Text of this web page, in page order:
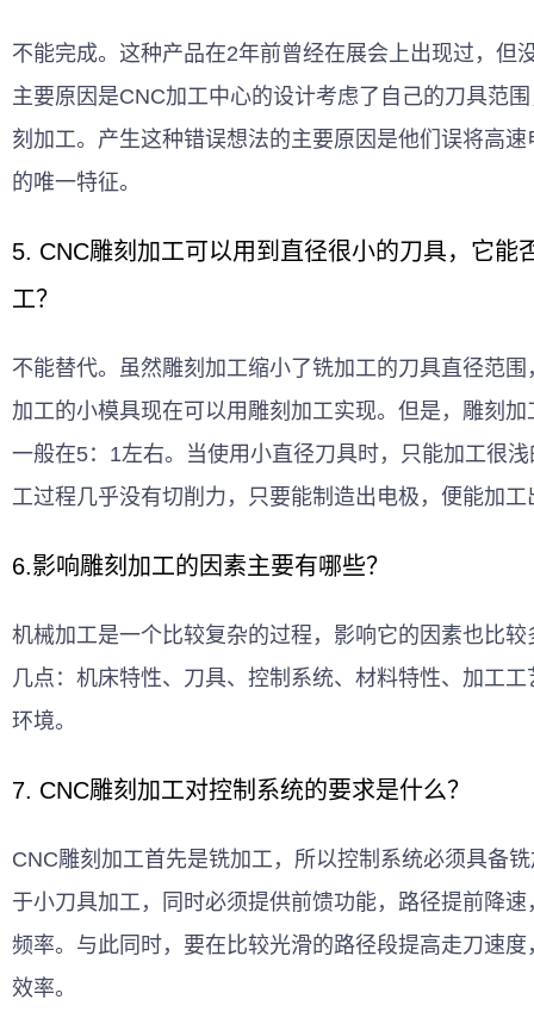
不能完成。这种产品在2年前曾经在展会上出现过，但
主要原因是CNC加工中心的设计考虑了自己的刀具范
刻加工。产生这种错误想法的主要原因是他们误将高
的唯一特征。
5. CNC雕刻加工可以用到直径很小的刀具，它能
工？
不能替代。虽然雕刻加工缩小了铣加工的刀具直径范
加工的小模具现在可以用雕刻加工实现。但是，雕刻
一般在5：1左右。当使用小直径刀具时，只能加工很
工过程几乎没有切削力，只要能制造出电极，便能加工
6.影响雕刻加工的因素主要有哪些？
机械加工是一个比较复杂的过程，影响它的因素也比
几点：机床特性、刀具、控制系统、材料特性、加工
环境。
7. CNC雕刻加工对控制系统的要求是什么？
CNC雕刻加工首先是铣加工，所以控制系统必须具备
于小刀具加工，同时必须提供前馈功能，路径提前降
频率。与此同时，要在比较光滑的路径段提高走刀速
效率。